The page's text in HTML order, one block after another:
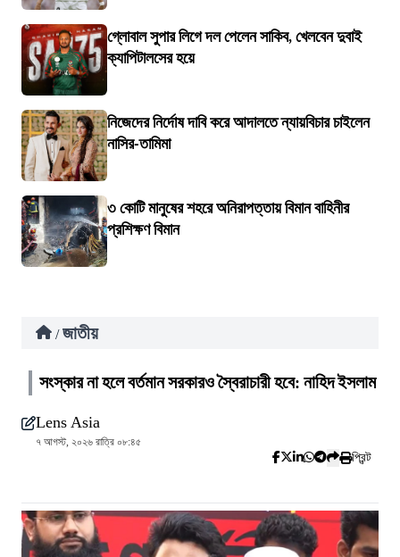
গ্লোবাল সুপার লিগে দল পেলেন সাকিব, খেলবেন দুবাই
ক্যাপিটালসের হয়ে
নিজেদের নির্দোষ দাবি করে আদালতে ন্যায়বিচার চাইলেন
নাসির-তামিমা
৩ কোটি মানুষের শহরে অনিরাপত্তায় বিমান বাহিনীর
প্রশিক্ষণ বিমান
/ জাতীয়
সংস্কার না হলে বর্তমান সরকারও স্বৈরাচারী হবে: নাহিদ ইসলাম
Lens Asia
৭ আগস্ট, ২০২৬ রাত্রি ০৮:৪৫
প্রিন্ট